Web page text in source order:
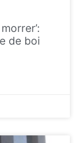
de boi